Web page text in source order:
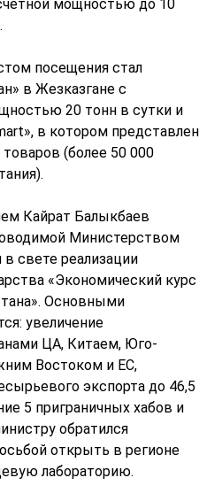
мощностью до 10
посещения стал
в Жезказгане с
20 тонн в сутки и
в котором представлен
(более 50 000
Кайрат Балыкбаев
Министерством
в свете реализации
«Экономический курс
Основными
увеличение
ЦА, Китаем, Юго-
Востоком и ЕС,
экспорта до 46,5
5 приграничных хабов и
обратился
открыть в регионе
лабораторию.